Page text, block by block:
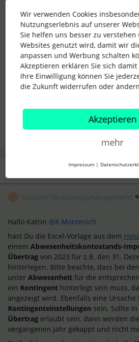
Liebe Grüße,
Marlene
urlaub abwesenheiten übertrag
1 Personen gefällt dies
Support Vergütungsmanagement
Hallo Katrin @K.Möntenich
hast Du die Excel-Vorlage aus dem
einem Abwesenheitskontostands-
Übertrag von 2023 für z.B. den 31.
hinterlegen. Bitte beachte, dass bei
unter Abwesenheit für die
ein Kontingent hinterlegt sein muss,
angezeigt wird. Ebenfalls eine Ursache
Kontingenteinstellungen sein. Sollte
Übertrag erlaubt sein, dann werden
vergangenen Jahr gekappt und nicht
Wir verwenden Cookies
Nutzungserlebnis auf unserer
Sie helfen uns besser zu verstehen
Websites genutzt wird, damit wir
anpassen und Werbung schalten
Akzeptieren erklären Sie sich
Ihre Einwilligung können Sie
die Zukunft widerrufen oder
Akzeptieren
mehr
Impressum |